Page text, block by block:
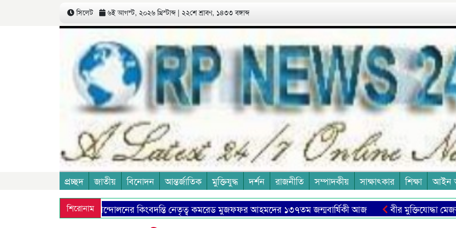
সিলেট ৬ই আগস্ট, ২০২৬ খ্রিস্টাব্দ | ২২শে শ্রাবণ, ১৪৩৩ বঙ্গাব্দ
প্রচ্ছদ জাতীয় বিনোদন আন্তর্জাতিক মুক্তিযুদ্ধ দর্শন রাজনীতি সম্পাদকীয় সাক্ষাৎকার শিক্ষা আইন
শিরোনাম
কমিউনিষ্ট আন্দোলনের কিংবদন্তি নেতৃত্ব কমরেড মুজফ্ফর আহমদের ১৩৭তম জন্মবার্ষিকী আজ বীর মুক্তিযোদ্ধা মেজবাহ